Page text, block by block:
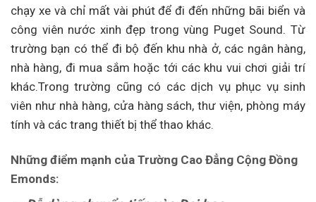
chạy xe và chỉ mất vài phút để đi đến những bãi biển và
công viên nước xinh đẹp trong vùng Puget Sound. Từ
trường bạn có thể đi bộ đến khu nhà ở, các ngân hàng,
nhà hàng, đi mua sắm hoặc tới các khu vui chơi giải trí
khác.Trong trường cũng có các dịch vụ phục vụ sinh
viên như nhà hàng, cửa hàng sách, thư viện, phòng máy
tính và các trang thiết bị thể thao khác.
Những điểm mạnh của Trường Cao Đẳng Cộng Đồng
Emonds: